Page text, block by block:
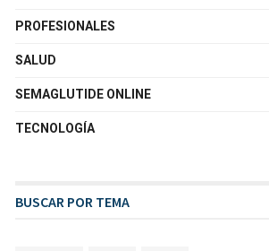
PROFESIONALES
SALUD
SEMAGLUTIDE ONLINE
TECNOLOGÍA
BUSCAR POR TEMA